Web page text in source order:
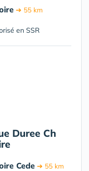
➔ 55 km
en SSR
Duree Ch
Cede ➔ 55 km